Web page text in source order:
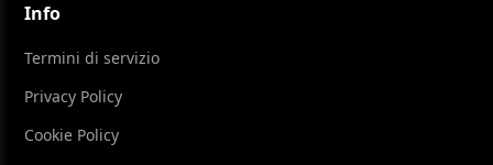
Info
Termini di servizio
Privacy Policy
Cookie Policy